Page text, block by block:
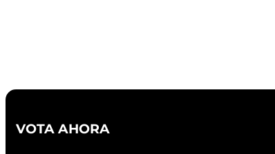
VOTA AHORA